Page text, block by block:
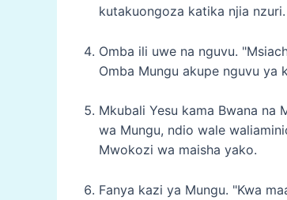
kutakuongoza katika njia nzuri.
Omba ili uwe na nguvu.
Omba Mungu akupe nguvu ya
Mkubali Yesu kama Bwana
wa Mungu, ndio wale
Mwokozi wa maisha yako.
Fanya kazi ya Mungu. "Kwa